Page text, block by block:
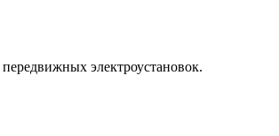
электроустановок.